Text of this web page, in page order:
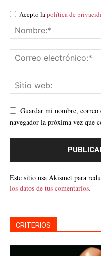
Acepto lapolítica de
Guardar mi nombre, correo
navegador la próxima vez que
Este sitio usa Akismet para
los datos de tus comentarios.
CRITERIOS